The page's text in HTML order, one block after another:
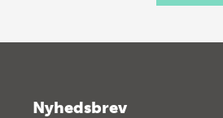
Nyhedsbrev